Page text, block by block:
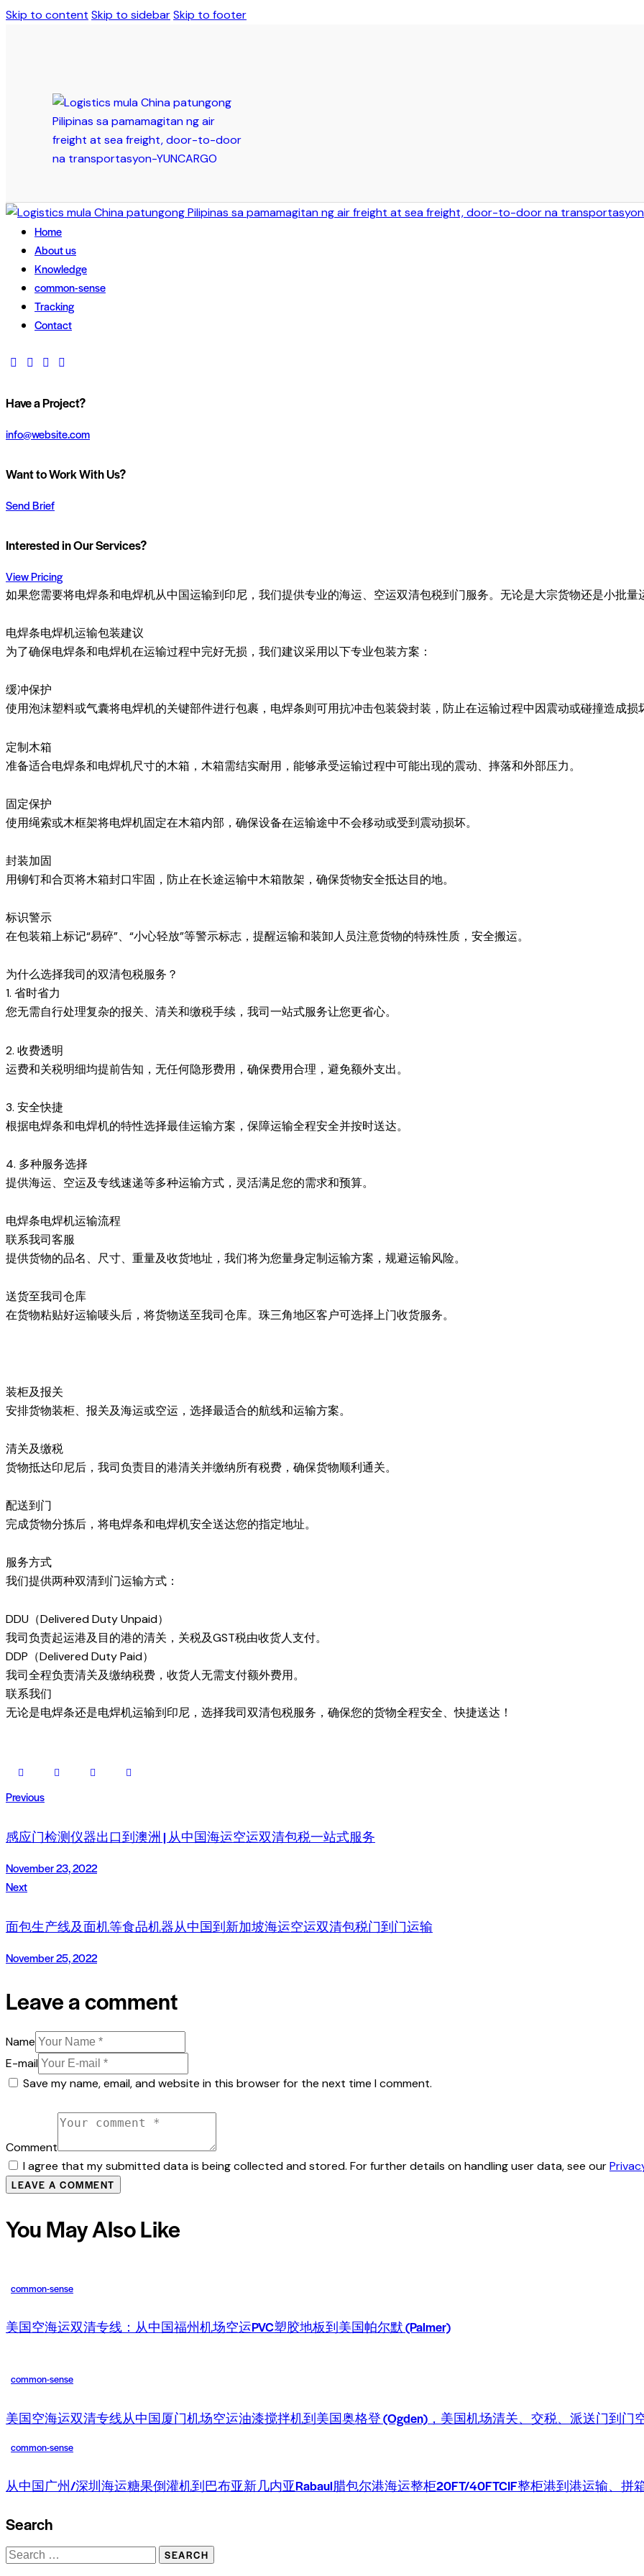
Skip to content Skip to sidebarSkip to footer
Home
About us
Knowledge
common-sense
Tracking
Contact
Have a Project?
info@website.com
Want to Work With Us?
Send Brief
Interested in Our Services?
View Pricing
如果您需要将电焊条和电焊机从中国运输到印尼，我们提供专业的海运、空运双清包税到门服务。无论是大宗货物还是小批
电焊条电焊机运输包装建议
为了确保电焊条和电焊机在运输过程中完好无损，我们建议采用以下专业包装方案：
缓冲保护
使用泡沫塑料或气囊将电焊机的关键部件进行包裹，电焊条则可用抗冲击包装袋封装，防止在运输过程中因震动或碰撞造成损
定制木箱
准备适合电焊条和电焊机尺寸的木箱，木箱需结实耐用，能够承受运输过程中可能出现的震动、摔落和外部压力。
固定保护
使用绳索或木框架将电焊机固定在木箱内部，确保设备在运输途中不会移动或受到震动损坏。
封装加固
用铆钉和合页将木箱封口牢固，防止在长途运输中木箱散架，确保货物安全抵达目的地。
标识警示
在包装箱上标记“易碎”、“小心轻放”等警示标志，提醒运输和装卸人员注意货物的特殊性质，安全搬运。
为什么选择我司的双清包税服务？
1. 省时省力
您无需自行处理复杂的报关、清关和缴税手续，我司一站式服务让您更省心。
2. 收费透明
运费和关税明细均提前告知，无任何隐形费用，确保费用合理，避免额外支出。
3. 安全快捷
根据电焊条和电焊机的特性选择最佳运输方案，保障运输全程安全并按时送达。
4. 多种服务选择
提供海运、空运及专线速递等多种运输方式，灵活满足您的需求和预算。
电焊条电焊机运输流程
联系我司客服
提供货物的品名、尺寸、重量及收货地址，我们将为您量身定制运输方案，规避运输风险。
送货至我司仓库
在货物粘贴好运输唛头后，将货物送至我司仓库。珠三角地区客户可选择上门收货服务。
装柜及报关
安排货物装柜、报关及海运或空运，选择最适合的航线和运输方案。
清关及缴税
货物抵达印尼后，我司负责目的港清关并缴纳所有税费，确保货物顺利通关。
配送到门
完成货物分拣后，将电焊条和电焊机安全送达您的指定地址。
服务方式
我们提供两种双清到门运输方式：
DDU（Delivered Duty Unpaid）
我司负责起运港及目的港的清关，关税及GST税由收货人支付。
DDP（Delivered Duty Paid）
我司全程负责清关及缴纳税费，收货人无需支付额外费用。
联系我们
无论是电焊条还是电焊机运输到印尼，选择我司双清包税服务，确保您的货物全程安全、快捷送达！
Previous
感应门检测仪器出口到澳洲 | 从中国海运空运双清包税一站式服务
November 23, 2022
Next
面包生产线及面机等食品机器从中国到新加坡海运空运双清包税门到门运输
November 25, 2022
Leave a comment
Name
E-mail
Save my name, email, and website in this browser for the next time I comment.
Comment
I agree that my submitted data is being collected and stored. For further details on handling user data, see our
You May Also Like
common-sense
美国空海运双清专线：从中国福州机场空运PVC塑胶地板到美国帕尔默 (Palmer)
common-sense
美国空海运双清专线从中国厦门机场空运油漆搅拌机到美国奥格登 (Ogden)，美国机场清关、交税、派送门到门
common-sense
从中国广州/深圳海运糖果倒灌机到巴布亚新几内亚Rabaul腊包尔港海运整柜20FT/40FTCIF整柜港到港运输、拼
Search